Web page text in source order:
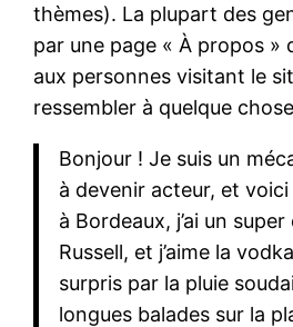
thèmes). La plupart des
par une page « À propos »
aux personnes visitant le
ressembler à quelque
Bonjour ! Je suis un
à devenir acteur, et voici
à Bordeaux, j’ai un
Russell, et j’aime la
surpris par la pluie
longues balades sur la